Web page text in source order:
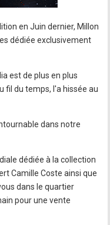
en Juin dernier, Millon
dédiée exclusivement
est de plus en plus
fil du temps, l'a hissée au
dans notre
dédiée à la collection
Camille Coste ainsi que
dans le quartier
pour une vente